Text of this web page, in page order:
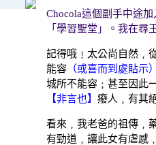
Chocola這個副手中途
「學習聖堂」。我在尋
記得哦﹗太公尚自然﹐
能容 （或喜而到處貼示
城所不能容﹔甚至因此
【非言也】 癈人﹐有其
看來﹐我老爸的祖傳﹐
有勁道﹐讓此女有虐感